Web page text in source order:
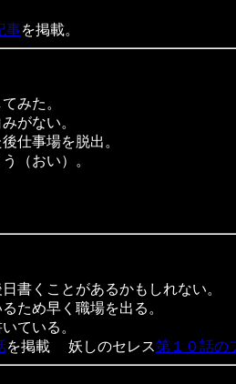
事を掲載。
みた。
がない。
仕事場を脱出。
（おい）。
書くことがあるかもしれない。
ため早く職場を出る。
ている。
を掲載 妖しのセレス第１０話の